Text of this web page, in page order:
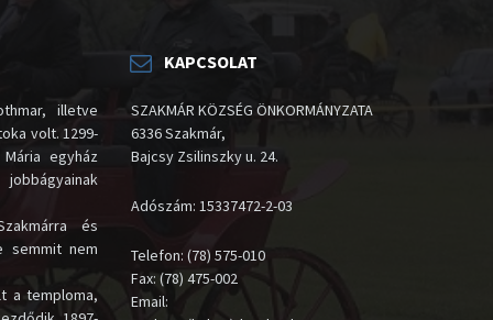
illetve
volt. 1299-
egyház
és
semmit nem
a temploma,
KAPCSOLAT
SZAKMÁR KÖZSÉG ÖNKORMÁNYZATA
6336 Szakmár,
Bajcsy Zsilinszky u. 24.
Adószám: 15337472-2-03
Telefon: (78) 575-010
Fax: (78) 475-002
Email: